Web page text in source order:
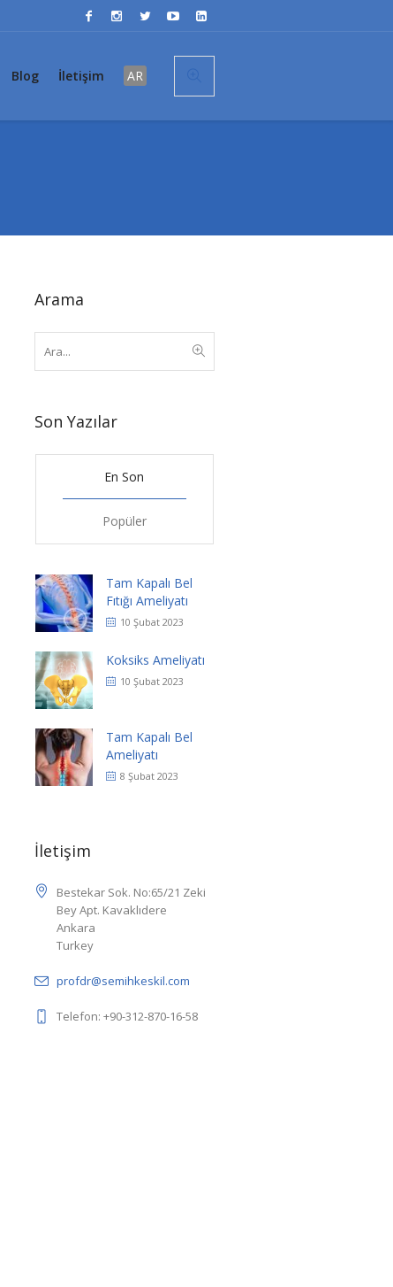
Blog İletişim AR
Arama
Son Yazılar
En Son
Popüler
Tam Kapalı Bel
Fıtığı Ameliyatı
10 Şubat 2023
Koksiks Ameliyatı
10 Şubat 2023
Tam Kapalı Bel
Ameliyatı
8 Şubat 2023
İletişim
Bestekar Sok. No:65/21 Zeki
Bey Apt. Kavaklıdere
Ankara
Turkey
profdr@semihkeskil.com
Telefon: +90-312-870-16-58